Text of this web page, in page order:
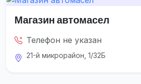
Магазин автомасел
Телефон не указан
21-й микрорайон, 1/32Б